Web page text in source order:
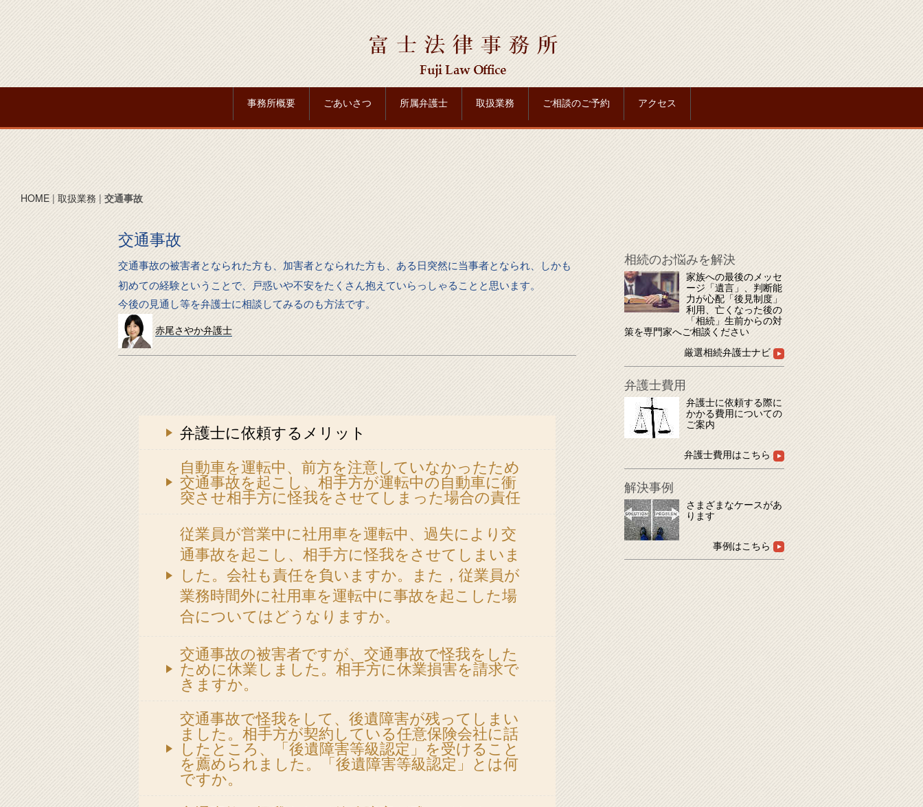
事務所概要 ごあいさつ 所属弁護士 取扱業務 ご相談のご予約 アクセス
HOME | 取扱業務| 交通事故
交通事故
交通事故の被害者となられた方も、加害者となられた方も、ある日突然に当事者となられ、しかも
初めての経験ということで、戸惑いや不安をたくさん抱えていらっしゃることと思います。
今後の見通し等を弁護士に相談してみるのも方法です。
赤尾さやか弁護士
弁護士に依頼するメリット
自動車を運転中、前方を注意していなかったため
交通事故を起こし、相手方が運転中の自動車に衝
突させ相手方に怪我をさせてしまった場合の責任
従業員が営業中に社用車を運転中、過失により交
通事故を起こし、相手方に怪我をさせてしまいま
した。会社も責任を負いますか。また，従業員が
業務時間外に社用車を運転中に事故を起こした場
合についてはどうなりますか。
交通事故の被害者ですが、交通事故で怪我をした
ために休業しました。相手方に休業損害を請求で
きますか。
交通事故で怪我をして、後遺障害が残ってしまい
ました。相手方が契約している任意保険会社に話
したところ、「後遺障害等級認定」を受けること
を薦められました。「後遺障害等級認定」とは何
ですか。
相続のお悩みを解決
家族への最後のメッセ
ージ「遺言」、判断能
力が心配「後見制度」
利用、亡くなった後の
「相続」生前からの対
策を専門家へご相談ください
厳選相続弁護士ナビ
弁護士費用
弁護士に依頼する際に
かかる費用についての
ご案内
弁護士費用はこちら
解決事例
さまざまなケースがあ
ります
事例はこちら